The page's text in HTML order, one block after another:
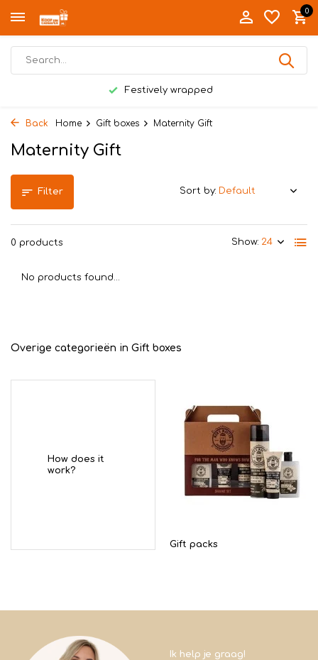
0
Festively wrapped
Back Home Gift boxes Maternity Gift
Maternity Gift
Filter
0 products Show:
Sort by:
No products found...
Overige categorieën in Gift boxes
How does it
work?
Gift packs
Ik help je graag!